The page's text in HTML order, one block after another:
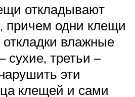
откладывают
причем одни клещи
влажные
сухие, третьи –
эти
клещей и сами